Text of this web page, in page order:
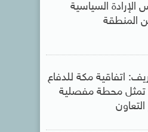
السياسية
المنطقة
اتفاقية مكة للدفاع
تمثل محطة مفصلية